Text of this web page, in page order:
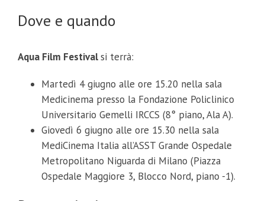
Dove e quando
Aqua Film Festivalsi terrà:
Martedì 4 giugno alle ore 15.20 nella sala
Medicinema presso la Fondazione Policlinico
Universitario Gemelli IRCCS (8° piano, Ala A).
Giovedì 6 giugno alle ore 15.30 nella sala
MediCinema Italia all’ASST Grande Ospedale
Metropolitano Niguarda di Milano (Piazza
Ospedale Maggiore 3, Blocco Nord, piano -1).